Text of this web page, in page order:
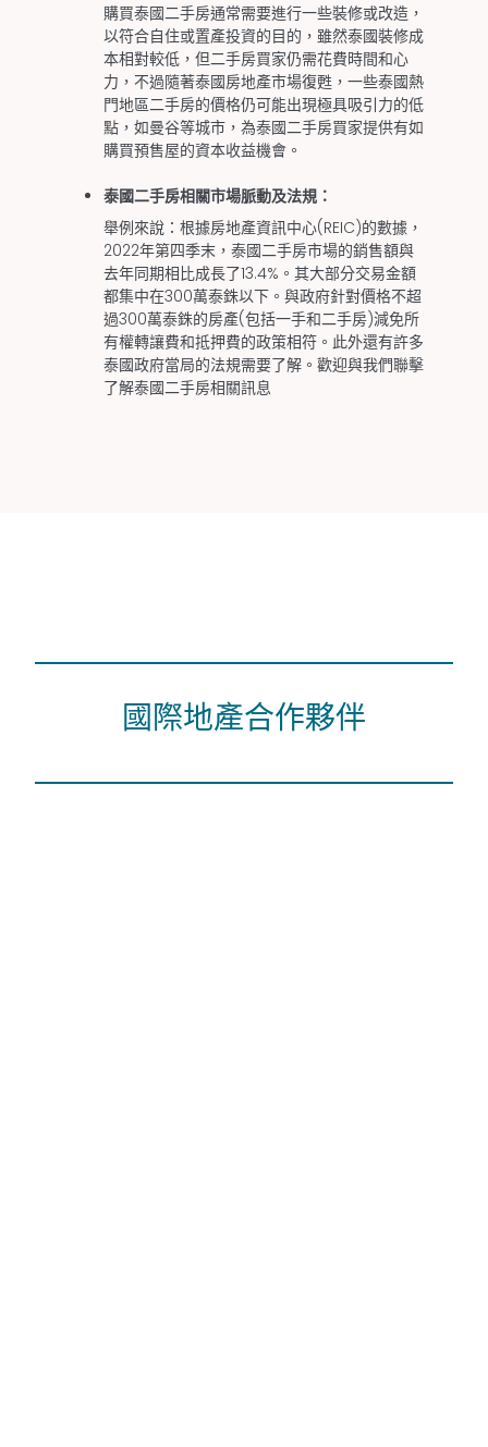
購買泰國二手房通常需要進行一些裝修或改造，
以符合自住或置產投資的目的，雖然泰國裝修成
本相對較低，但二手房買家仍需花費時間和心
力，不過隨著泰國房地產市場復甦，一些泰國熱
門地區二手房的價格仍可能出現極具吸引力的低
點，如曼谷等城市，為泰國二手房買家提供有如
購買預售屋的資本收益機會。
泰國二手房相關市場脈動及法規：
舉例來說：根據房地產資訊中心(REIC)的數據，
2022年第四季末，泰國二手房市場的銷售額與
去年同期相比成長了13.4%。其大部分交易金額
都集中在300萬泰銖以下。與政府針對價格不超
過300萬泰銖的房產(包括一手和二手房)減免所
有權轉讓費和抵押費的政策相符。此外還有許多
泰國政府當局的法規需要了解。歡迎與我們聯擊
了解泰國二手房相關訊息
國際地產合作夥伴